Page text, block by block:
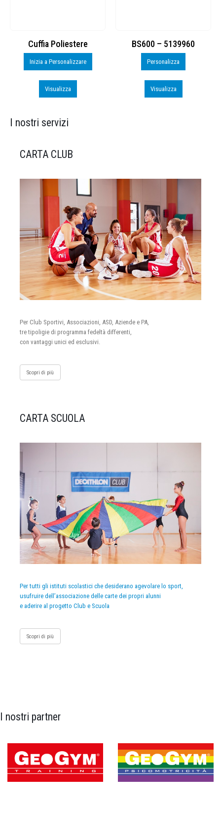
Cuffia Poliestere
Inizia a Personalizzare
Visualizza
BS600 – 5139960
Personalizza
Visualizza
I nostri servizi
CARTA CLUB
Per Club Sportivi, Associazioni, ASD, Aziende e PA,
tre tipoligie di programma fedeltà differenti,
con vantaggi unici ed esclusivi.
Scopri di più
CARTA SCUOLA
Per tutti gli istituti scolastici che desiderano agevolare lo sport,
usufruire dell’associazione delle carte dei propri alunni
e aderire al progetto Club e Scuola
Scopri di più
I nostri partner